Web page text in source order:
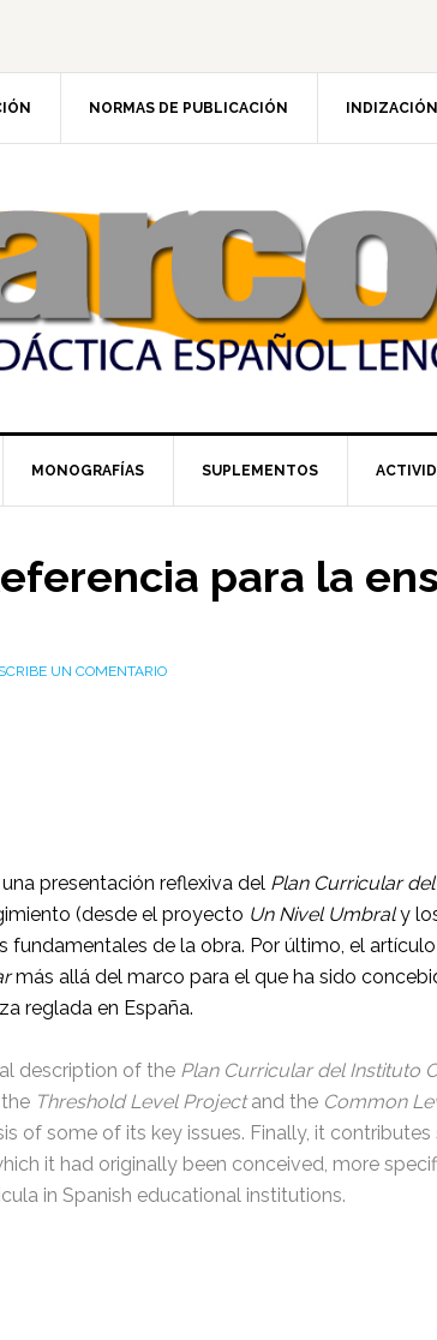
NORMAS DE PUBLICACIÓN
MONOGRAFÍAS SUPLEMENTOS
para la
UN COMENTARIO
presentación reflexiva del Plan Curricular
(desde el proyecto Un Nivel Umbraly
fundamentales de la obra. Por último, el
más allá del marco para el que ha sido
reglada en España.
description of the Plan Curricular del Instituto
Threshold Level Projectand the Common
of some of its key issues. Finally, it
it had originally been conceived, more
in Spanish educational institutions.